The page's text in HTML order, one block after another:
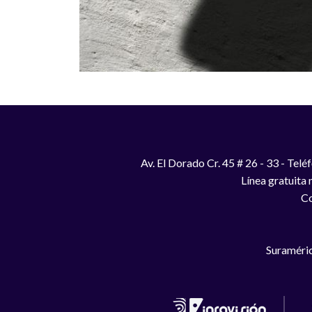
Av. El Dorado Cr. 45 # 26 - 33 -
Línea gratuita